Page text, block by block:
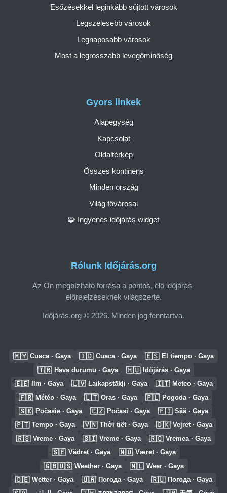
Rólunk Időjárás.org
Az Ön megbízható forrása a pontos, élő időjárás-
előrejelzéseknek világszerte.
Időjárás.org © 2026. Minden jog fenntartva.
Gyors linkek
Alapegység
Kapcsolat
Oldaltérkép
Összes kontinens
Minden ország
Világ fővárosai
🧩 Ingyenes időjárás widget
Esőzésekkel leginkább sújtott városok
Legszelesebb városok
Legnaposabb városok
Most a legrosszabb levegőminőség
🇲🇾 Cuaca · Gaya 🇮🇩 Cuaca · Gaya 🇪🇸 El tiempo · Gaya
🇹🇷 Hava durumu · Gaya 🇭🇺 Időjárás · Gaya
🇪🇪 Ilm · Gaya 🇱🇻 Laikapstākļi · Gaya 🇮🇹 Meteo · Gaya
🇫🇷 Météo · Gaya 🇱🇹 Oras · Gaya 🇵🇱 Pogoda · Gaya
🇸🇰 Počasie · Gaya 🇨🇿 Počasí · Gaya 🇫🇮 Sää · Gaya
🇵🇹 Tempo · Gaya 🇻🇳 Thời tiết · Gaya 🇩🇰 Vejret · Gaya
🇷🇸 Vreme · Gaya 🇸🇮 Vreme · Gaya 🇷🇴 Vremea · Gaya
🇸🇪 Vädret · Gaya 🇳🇴 Været · Gaya
🇬🇧🇺🇸 Weather · Gaya 🇳🇱 Weer · Gaya
🇩🇪 Wetter · Gaya 🇺🇦 Погода · Gaya 🇷🇺 Погода · Gaya